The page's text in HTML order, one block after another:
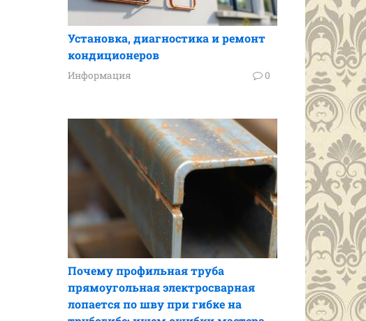
Установка, диагностика и ремонт
кондиционеров
Информация 0
Почему профильная труба
прямоугольная электросварная
лопается по шву при гибке на